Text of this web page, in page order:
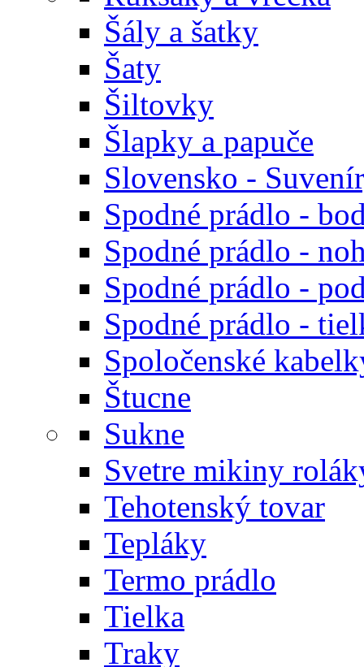
Šály a šatky
Šaty
Šiltovky
Šlapky a papuče
Slovensko -
Spodné prádlo -
Spodné prádlo -
Spodné prádlo -
Spodné prádlo -
Spoločenské
Štucne
Sukne
Svetre mikiny
Tehotenský tovar
Tepláky
Termo prádlo
Tielka
Traky